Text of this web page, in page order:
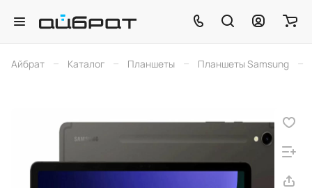
Айбрат – Каталог – Планшеты – Планшеты Samsung –